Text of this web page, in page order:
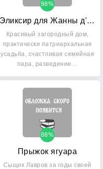
Эликсир для Жанны д' Арк
98%
Красивый загородный дом,
практически патриархальная
усадьба, счастливая семейная
пара, разведение…
Прыжок ягуара
88%
Cыщик Лавров за годы своей